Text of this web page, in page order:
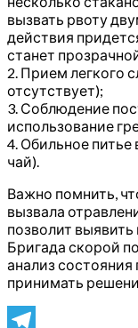
вызвать рвоту
действия
станет
2. Прием легкого
отсутствует);
3. Соблюдение
использование
4. Обильное
чай).
Важно помнить,
вызвала
позволит
Бригада скорой
анализ состояния
принимать